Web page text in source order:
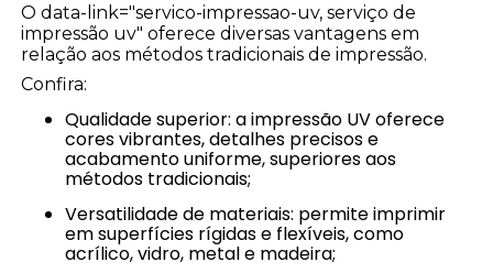
O data-link="servico-impressao-uv, serviço de
impressão uv" oferece diversas vantagens em
relação aos métodos tradicionais de impressão.
Confira:
Qualidade superior: a impressão UV oferece
cores vibrantes, detalhes precisos e
acabamento uniforme, superiores aos
métodos tradicionais;
Versatilidade de materiais: permite imprimir
em superfícies rígidas e flexíveis, como
acrílico, vidro, metal e madeira;